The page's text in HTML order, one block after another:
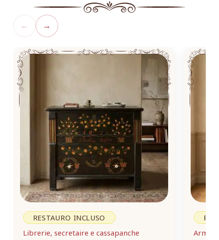
← →
RESTAURO INCLUSO
Librerie, secretaire e cassapanche